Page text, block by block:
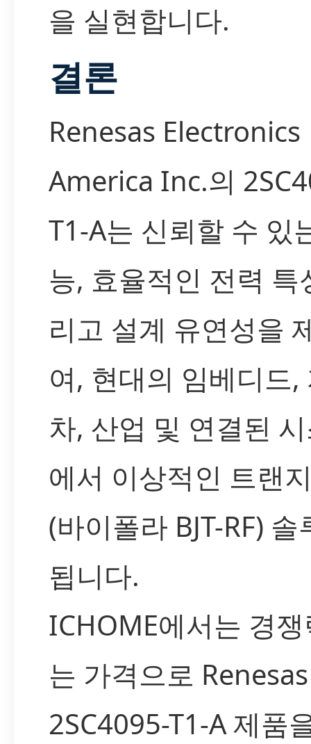
을 실현합니다.
결론
Renesas Electronics
America Inc.의
T1-A는 신뢰할 수 있
능, 효율적인 전력 특
리고 설계 유연성을
여, 현대의 임베디드,
차, 산업 및 연결된
에서 이상적인 트랜
(바이폴라 BJT-RF)
됩니다.
ICHOME에서는 경
는 가격으로 Renesas
2SC4095-T1-A 제품